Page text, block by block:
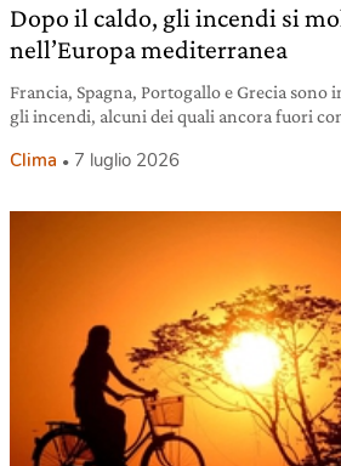
Dopo il caldo, gli incendi si
nell’Europa mediterranea
Francia, Spagna, Portogallo e Grecia sono
gli incendi, alcuni dei quali ancora fuori
Clima 7 luglio 2026